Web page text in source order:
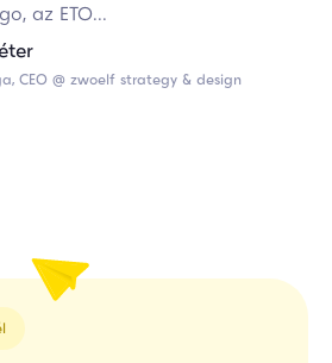
az ETO...
CEO @ zwoelf strategy & design